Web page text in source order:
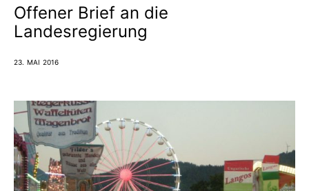
Offener Brief an die
Landesregierung
23. MAI 2016